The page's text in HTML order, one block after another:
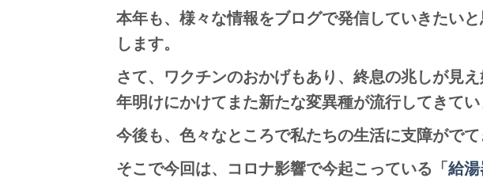
本年も、様々な情報をブログで発信していきたい
します。
さて、ワクチンのおかげもあり、終息の兆しが見
年明けにかけてまた新たな変異種が流行してきてい
今後も、色々なところで私たちの生活に支障がでて
そこで今回は、コロナ影響で今起こっている「給